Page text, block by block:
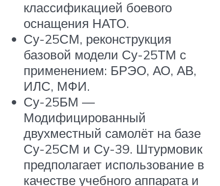
классификацией боевого
оснащения НАТО.
Су-25СМ, реконструкция
базовой модели Су-25ТМ с
применением: БРЭО, АО, АВ,
ИЛС, МФИ.
Су-25БМ —
Модифицированный
двухместный самолёт на базе
Су-25СМ и Су-39. Штурмовик
предполагает использование в
качестве учебного аппарата и